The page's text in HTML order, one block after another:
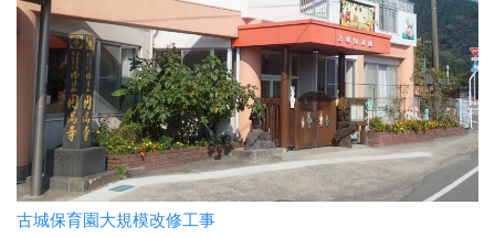
古城保育園大規模改修工事